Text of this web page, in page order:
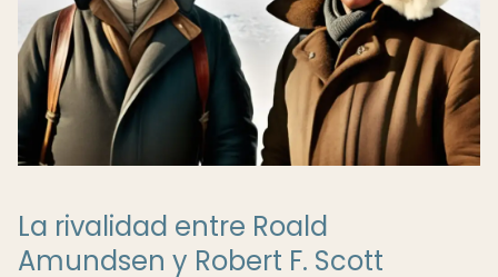
La rivalidad entre Roald
Amundsen y Robert F. Scott